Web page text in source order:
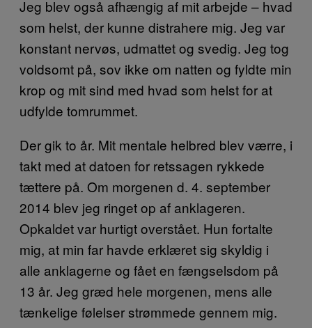
Jeg blev også afhængig af mit arbejde – hvad
som helst, der kunne distrahere mig. Jeg var
konstant nervøs, udmattet og svedig. Jeg tog
voldsomt på, sov ikke om natten og fyldte min
krop og mit sind med hvad som helst for at
udfylde tomrummet.
Der gik to år. Mit mentale helbred blev værre, i
takt med at datoen for retssagen rykkede
tættere på. Om morgenen d. 4. september
2014 blev jeg ringet op af anklageren.
Opkaldet var hurtigt overstået. Hun fortalte
mig, at min far havde erklæret sig skyldig i
alle anklagerne og fået en fængselsdom på
13 år. Jeg græd hele morgenen, mens alle
tænkelige følelser strømmede gennem mig.